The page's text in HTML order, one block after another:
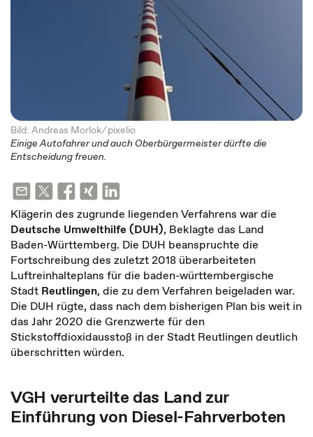
Bild: Andreas Morlok ⁄pixelio
Einige Autofahrer und auch Oberbürgermeister dürfte die
Entscheidung freuen.
Klägerin des zugrunde liegenden Verfahrens war die
Deutsche Umwelthilfe (DUH), Beklagte das Land
Baden-Württemberg. Die DUH beanspruchte die
Fortschreibung des zuletzt 2018 überarbeiteten
Luftreinhalteplans für die baden-württembergische
Stadt Reutlingen, die zu dem Verfahren beigeladen war.
Die DUH rügte, dass nach dem bisherigen Plan bis weit in
das Jahr 2020 die Grenzwerte für den
Stickstoffdioxidausstoß in der Stadt Reutlingen deutlich
überschritten würden.
VGH verurteilte das Land zur
Einführung von Diesel-Fahrverboten